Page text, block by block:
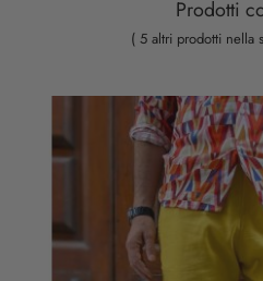
Prodotti
( 5 altri prodotti nella